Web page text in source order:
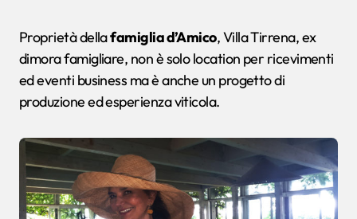
Proprietà dellafamiglia d’Amico, Villa Tirrena, ex
dimora famigliare, non è solo location per ricevimenti
ed eventi business ma è anche un progetto di
produzione ed esperienza viticola.